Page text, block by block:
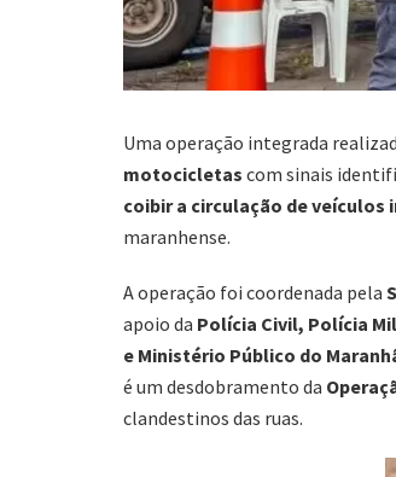
Uma operação integrada
motocicletas com sinais
coibir a circulação de veículos
maranhense.
A operação foi coordenada pela
apoio da Polícia Civil, Polícia
e Ministério Público do
é um desdobramento da
clandestinos das ruas.